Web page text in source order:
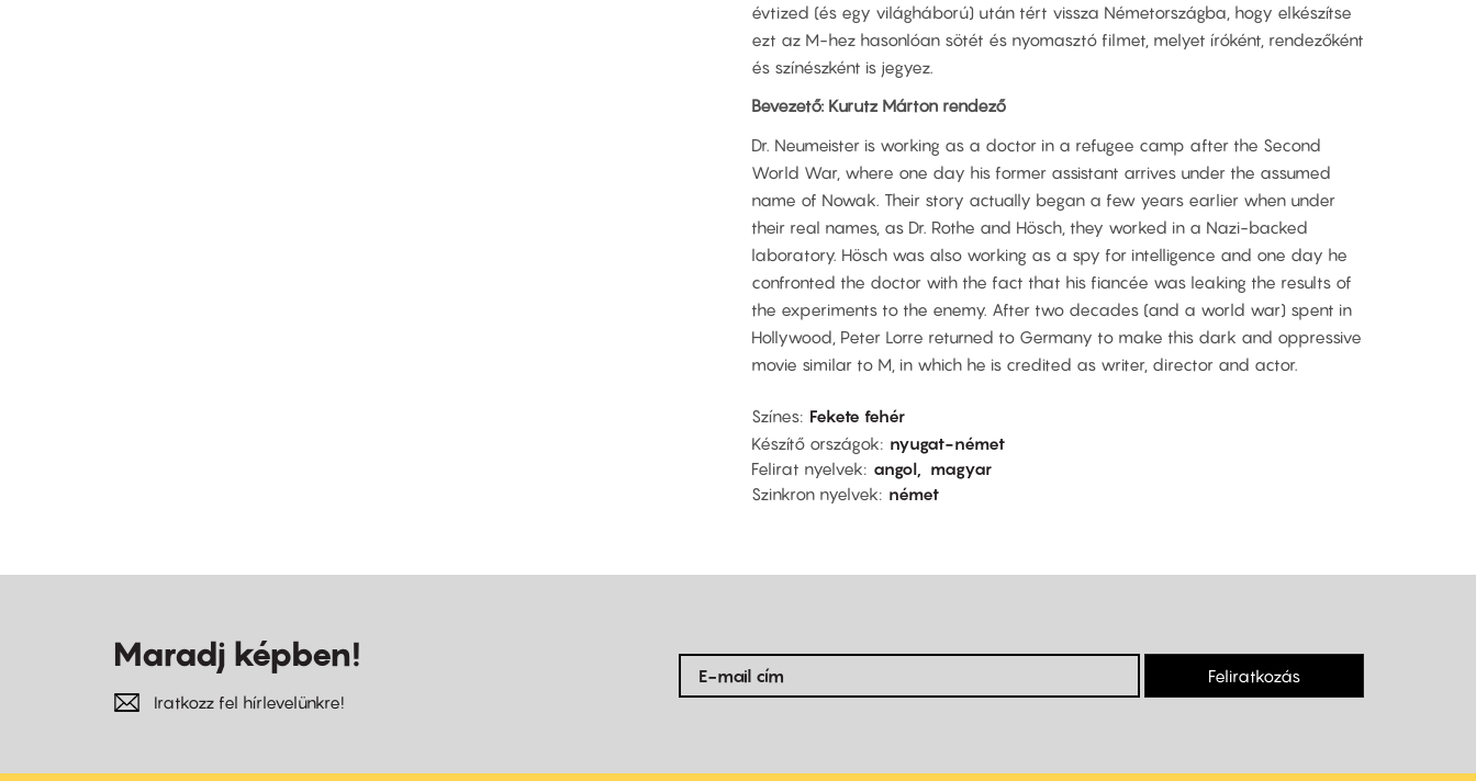
évtized (és egy világháború) után tért vissza Németországba, hogy elkészítse
ezt az M-hez hasonlóan sötét és nyomasztó filmet, melyet íróként, rendezőként
és színészként is jegyez.
Bevezető: Kurutz Márton rendező
Dr. Neumeister is working as a doctor in a refugee camp after the Second
World War, where one day his former assistant arrives under the assumed
name of Nowak. Their story actually began a few years earlier when under
their real names, as Dr. Rothe and Hösch, they worked in a Nazi-backed
laboratory. Hösch was also working as a spy for intelligence and one day he
confronted the doctor with the fact that his fiancée was leaking the results of
the experiments to the enemy. After two decades (and a world war) spent in
Hollywood, Peter Lorre returned to Germany to make this dark and oppressive
movie similar to M, in which he is credited as writer, director and actor.
Színes Fekete fehér
Készítő országok
nyugat-német
Felirat nyelvek
angol
magyar
Szinkron nyelvek
német
Maradj képben!
Iratkozz fel hírlevelünkre!
Feliratkozás